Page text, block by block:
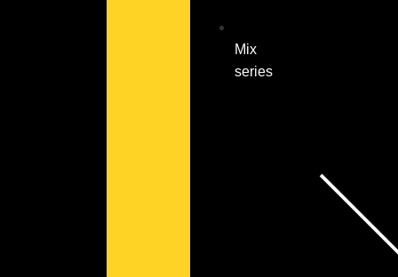
Mix
series